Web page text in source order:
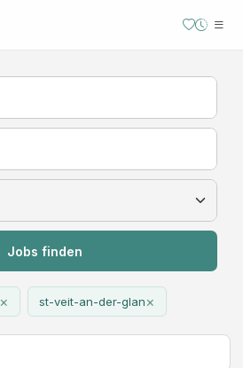
Jobs finden
× st-veit-an-der-glan×